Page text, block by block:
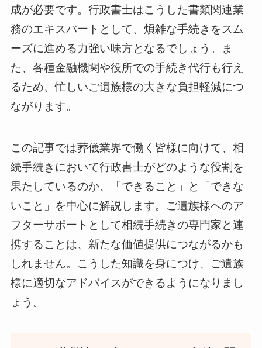
成が必要です。行政書士はこうした書類関連業
務のエキスパートとして、煩雑な手続きをスム
ーズに進める力強い味方となるでしょう。ま
た、各種金融機関や役所での手続き代行も行え
るため、忙しいご遺族様の大きな負担軽減につ
ながります。
この記事では葬儀業界で働く皆様に向けて、相
続手続きにおいて行政書士がどのような役割を
果たしているのか、「できること」と「できな
いこと」を中心に解説します。ご遺族様へのア
フターサポートとして相続手続きの専門家と連
携することは、新たな価値提供につながるかも
しれません。こうした知識を身につけ、ご遺族
様に適切なアドバイスができるようになりまし
ょう。